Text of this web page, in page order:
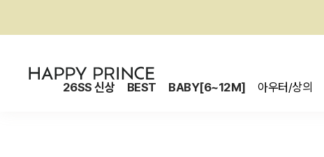
26SS 신상 BEST BABY[6~12M] 아우터/상의